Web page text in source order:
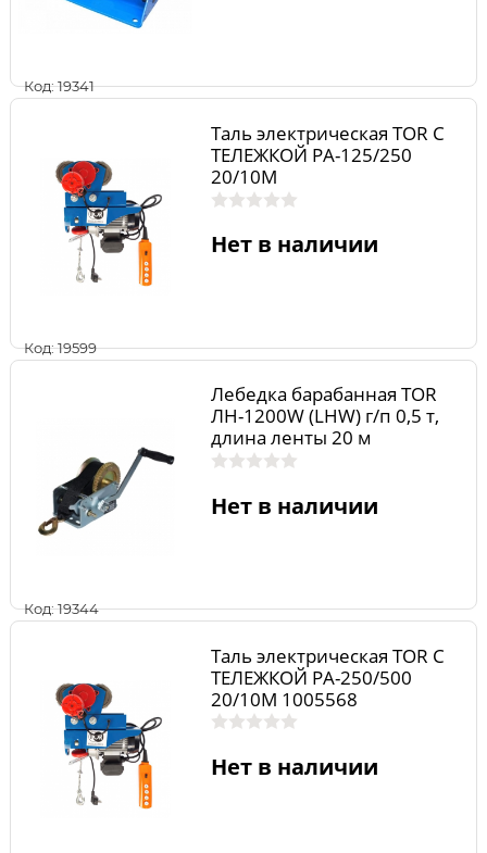
Код: 19341
Код: 19599
Таль электрическая TOR С
ТЕЛЕЖКОЙ PA-125/250
20/10M
Нет в наличии
Код: 19344
Лебедка барабанная TOR
ЛН-1200W (LHW) г/п 0,5 т,
длина ленты 20 м
Нет в наличии
Таль электрическая TOR С
ТЕЛЕЖКОЙ PA-250/500
20/10M 1005568
Нет в наличии